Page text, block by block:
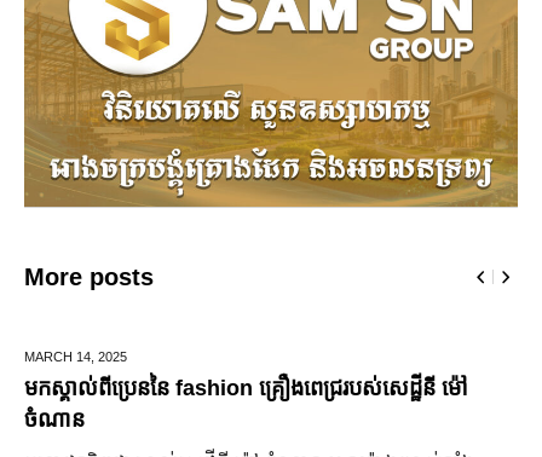
More posts
MARCH 14, 2025
មកស្គាល់ពីប្រេននៃ​ fashion គ្រឿងពេជ្ររបស់សេដ្ឋីនី ម៉ៅ
ចំណាន